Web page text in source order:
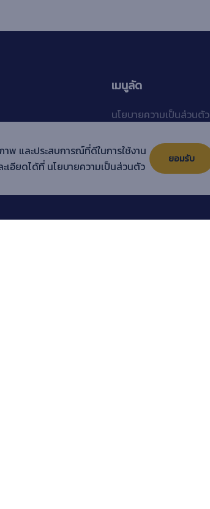
นเทศ มหาวิทยาลัยราชภัฏ
เมนูลัด
นโยบายความเป็นส่วนตัว
Sitemap
คู่มือการใช้งานระบบ
าพ และประสบการณ์ที่ดีในการใช้งาน
เอียดได้ที่ นโยบายความเป็นส่วนตัว
ยอมรับ